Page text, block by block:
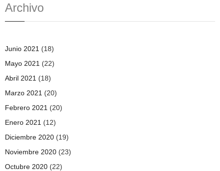
Archivo
Junio 2021 (18)
Mayo 2021 (22)
Abril 2021 (18)
Marzo 2021 (20)
Febrero 2021 (20)
Enero 2021 (12)
Diciembre 2020 (19)
Noviembre 2020 (23)
Octubre 2020 (22)